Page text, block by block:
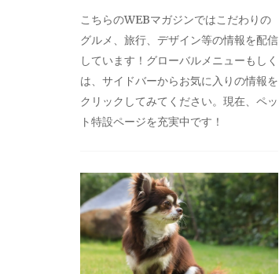
こちらのWEBマガジンではこだわりの
グルメ、旅行、デザイン等の情報を配信
しています！グローバルメニューもしく
は、サイドバーからお気に入りの情報を
クリックしてみてください。現在、ペッ
ト特設ページを充実中です！